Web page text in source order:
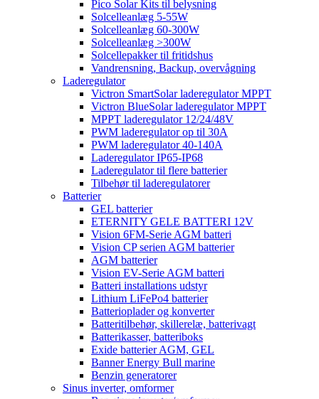
Pico Solar Kits til belysning
Solcelleanlæg 5-55W
Solcelleanlæg 60-300W
Solcelleanlæg >300W
Solcellepakker til fritidshus
Vandrensning, Backup, overvågning
Laderegulator
Victron SmartSolar laderegulator MPPT
Victron BlueSolar laderegulator MPPT
MPPT laderegulator 12/24/48V
PWM laderegulator op til 30A
PWM laderegulator 40-140A
Laderegulator IP65-IP68
Laderegulator til flere batterier
Tilbehør til laderegulatorer
Batterier
GEL batterier
ETERNITY GELE BATTERI 12V
Vision 6FM-Serie AGM batteri
Vision CP serien AGM batterier
AGM batterier
Vision EV-Serie AGM batteri
Batteri installations udstyr
Lithium LiFePo4 batterier
Batterioplader og konverter
Batteritilbehør, skillerelæ, batterivagt
Batterikasser, batteriboks
Exide batterier AGM, GEL
Banner Energy Bull marine
Benzin generatorer
Sinus inverter, omformer